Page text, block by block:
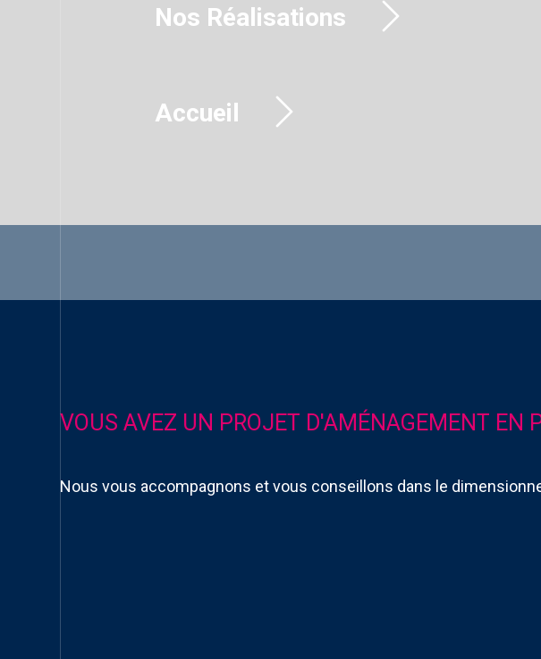
Nos Réalisations
Accueil
VOUS AVEZ UN PROJET D'AMÉNAGEMENT EN
Nous vous accompagnons et vous conseillons dans le